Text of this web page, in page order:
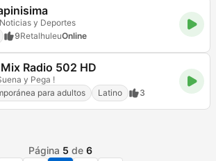
y Deportes
9RetalhuleuOnline
Radio 502 HD
y Pega !
para adultos
Latino 3
Página 5 de 6